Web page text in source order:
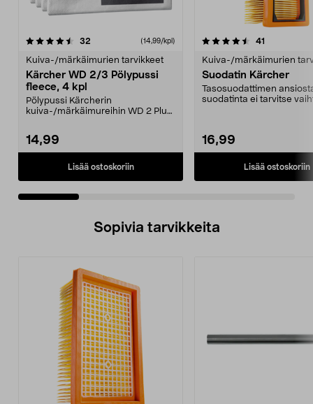
32 (14,99/kpl)
Kuiva-/märkäimurien tarvikkeet
Kärcher WD 2/3 Pölypussi
fleece, 4 kpl
Pölypussi Kärcherin
kuiva-/märkäimureihin WD 2 Plus,
14,99
Lisää ostoskoriin
4.5 viidestä
41
Kuiva-/märkäimurien
Suodatin Kärcher
Tasosuodattimen
suodatinta ei tarvitse
16,99
Lisää ostoskoriin
4.5 viidestä
Sopivia tarvikkeita